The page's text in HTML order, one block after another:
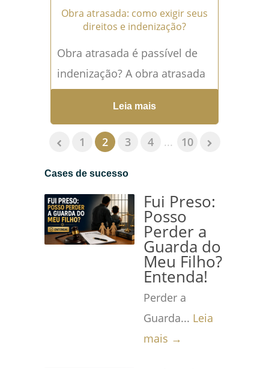
Obra atrasada: como exigir seus
direitos e indenização?
Obra atrasada é passível de
indenização? A obra atrasada
é uma das maiores fontes de
dor de cabeça para quem
investe em... Leia mais →
Leia mais
1 2 3 4 ... 10
Cases de sucesso
Fui Preso:
Posso
Perder a
Guarda do
Meu Filho?
Entenda!
Perder a
Guarda... Leia
mais →